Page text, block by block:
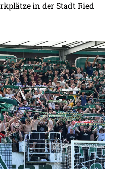
in der Stadt Ried